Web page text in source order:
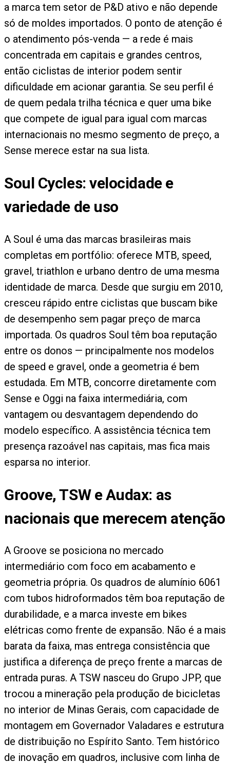
a marca tem setor de P&D ativo e não depende
só de moldes importados. O ponto de atenção é
o atendimento pós-venda — a rede é mais
concentrada em capitais e grandes centros,
então ciclistas de interior podem sentir
dificuldade em acionar garantia. Se seu perfil é
de quem pedala trilha técnica e quer uma bike
que compete de igual para igual com marcas
internacionais no mesmo segmento de preço, a
Sense merece estar na sua lista.
Soul Cycles: velocidade e
variedade de uso
A Soul é uma das marcas brasileiras mais
completas em portfólio: oferece MTB, speed,
gravel, triathlon e urbano dentro de uma mesma
identidade de marca. Desde que surgiu em 2010,
cresceu rápido entre ciclistas que buscam bike
de desempenho sem pagar preço de marca
importada. Os quadros Soul têm boa reputação
entre os donos — principalmente nos modelos
de speed e gravel, onde a geometria é bem
estudada. Em MTB, concorre diretamente com
Sense e Oggi na faixa intermediária, com
vantagem ou desvantagem dependendo do
modelo específico. A assistência técnica tem
presença razoável nas capitais, mas fica mais
esparsa no interior.
Groove, TSW e Audax: as
nacionais que merecem atenção
A Groove se posiciona no mercado
intermediário com foco em acabamento e
geometria própria. Os quadros de alumínio 6061
com tubos hidroformados têm boa reputação de
durabilidade, e a marca investe em bikes
elétricas como frente de expansão. Não é a mais
barata da faixa, mas entrega consistência que
justifica a diferença de preço frente a marcas de
entrada puras. A TSW nasceu do Grupo JPP, que
trocou a mineração pela produção de bicicletas
no interior de Minas Gerais, com capacidade de
montagem em Governador Valadares e estrutura
de distribuição no Espírito Santo. Tem histórico
de inovação em quadros, inclusive com linha de